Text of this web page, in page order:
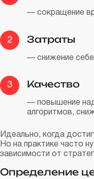
— сокращение
2 Затраты
— снижение
3 Качество
— повышение
алгоритмов,
Идеально, когда
Но на практике часто
зависимости от
Определение